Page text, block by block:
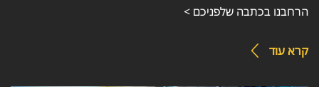
הרחבנו בכתבה שלפניכם >
קרא עוד